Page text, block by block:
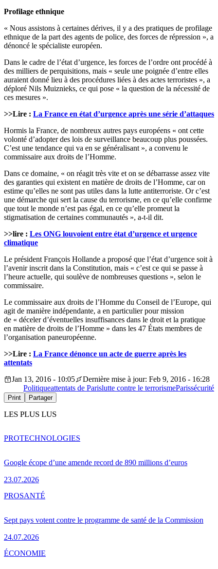
Profilage ethnique
« Nous assistons à certaines dérives, il y a des pratiques de profilage
ethnique de la part des agents de police, des forces de répression », a
dénoncé le spécialiste européen.
Dans le cadre de l’état d’urgence, les forces de l’ordre ont procédé à
des milliers de perquisitions, mais « seule une poignée d’entre elles
auraient donné lieu à des procédures liées à des actes terroristes », a
déploré Nils Muiznieks, ce qui pose « la question de la nécessité de
ces mesures ».
>>Lire : La France en état d’urgence après une série d’attaques
Hormis la France, de nombreux autres pays européens « ont cette
volonté d’adopter des lois de surveillance beaucoup plus poussées.
C’est une tendance qui va en se généralisant », a convenu le
commissaire aux droits de l’Homme.
Dans ce domaine, « on réagit très vite et on se débarrasse assez vite
des garanties qui existent en matière de droits de l’Homme, car on
estime qu’elles ne sont pas utiles dans la lutte antiterroriste. Or c’est
une démarche qui sert la cause du terrorisme, en ce qu’elle confirme
que tout le monde n’est pas égal, en ce qu’elle promeut la
stigmatisation de certaines communautés », a-t-il dit.
>>lire : Les ONG louvoient entre état d’urgence et urgence
climatique
Le président François Hollande a proposé que l’état d’urgence soit à
l’avenir inscrit dans la Constitution, mais « c’est ce qui se passe à
l’heure actuelle, qui soulève de nombreuses questions », selon le
commissaire.
Le commissaire aux droits de l’Homme du Conseil de l’Europe, qui
agit de manière indépendante, a en particulier pour mission
de « déceler d’éventuelles insuffisances dans le droit et la pratique
en matière de droits de l’Homme » dans les 47 États membres de
l’organisation paneuropéenne.
>>Lire : La France dénonce un acte de guerre après les
attentats
Jan 13, 2016 - 10:05
Dernière mise à jour: Feb 9, 2016 - 16:28
Politiqueattentats de Parislutte contre le terrorismeParissécurité
Print Partager
LES PLUS LUS
Google écope d’une amende record de 890 millions d’euros
23.07.2026
PROTECHNOLOGIES
Sept pays votent contre le programme de santé de la Commission
24.07.2026
PROSANTÉ
ÉCONOMIE